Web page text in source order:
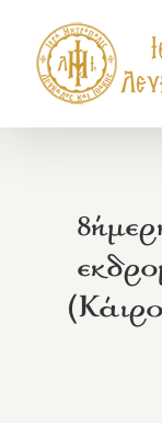
περιεχόμενο